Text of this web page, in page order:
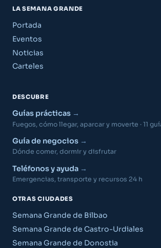
LA SEMANA GRANDE
Portada
Eventos
Noticias
Carteles
DESCUBRE
Guías prácticas
Fuegos, cómo llegar, aparcar y moverte · 11
Guía de negocios
Dónde comer, dormir y disfrutar
Teléfonos y ayuda
Emergencias, transporte y recursos 24 h
OTRAS CIUDADES
Semana Grande de Bilbao
Semana Grande de Castro-Urdiales
Semana Grande de Donostia